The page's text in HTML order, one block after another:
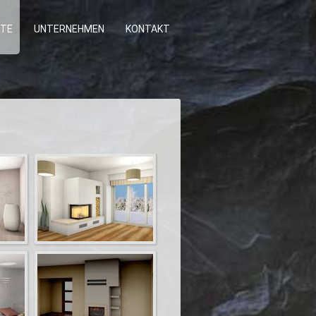
UNTERNEHMEN KONTAKT